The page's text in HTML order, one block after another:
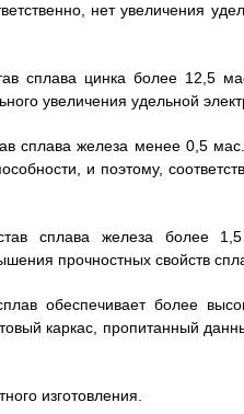
нет увеличения
сплава цинка более 12,5
увеличения удельной
сплава железа менее 0,5
и поэтому,
сплава железа более
прочностных свойств
обеспечивает более
каркас, пропитанный
изготовления.